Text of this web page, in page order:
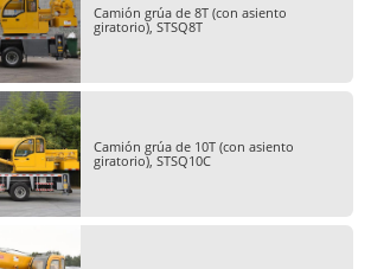
Camión grúa de 8T (con asiento
giratorio), STSQ8T
Camión grúa de 10T (con asiento
giratorio), STSQ10C